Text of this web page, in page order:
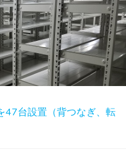
47台設置（背つなぎ、転